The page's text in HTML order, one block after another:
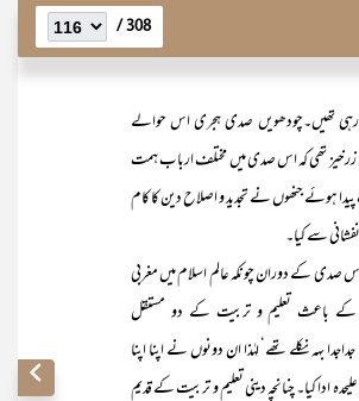
308 /
رہی تھیں۔چودھویں صدی ہجری اس حوالے
تھی کہ اس صدی میں مختلف ارباب ہمت
ہوئے جنھوں نے تجدید و اصلاح دین کا کام
سے کیا۔
کے دوران چونکہ عالم اسلام میں مغربی
باعث تعلیم و تربیت کے دو مستقل
بہہ نکلے تھے‘ لہٰذا ان دونوں نے اپنا اپنا
ادا کیا۔ چنانچہ دینی تعلیم و تربیت کے قدیم